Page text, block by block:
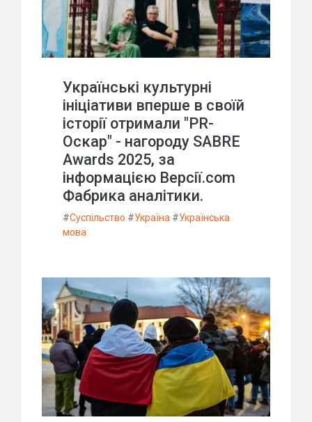
Українські культурні
ініціативи вперше в своїй
історії отримали "PR-
Оскар" - нагороду SABRE
Awards 2025, за
інформацією Версії.com
Фабрика аналітики.
#Суспільство #Україна #Українська
мова